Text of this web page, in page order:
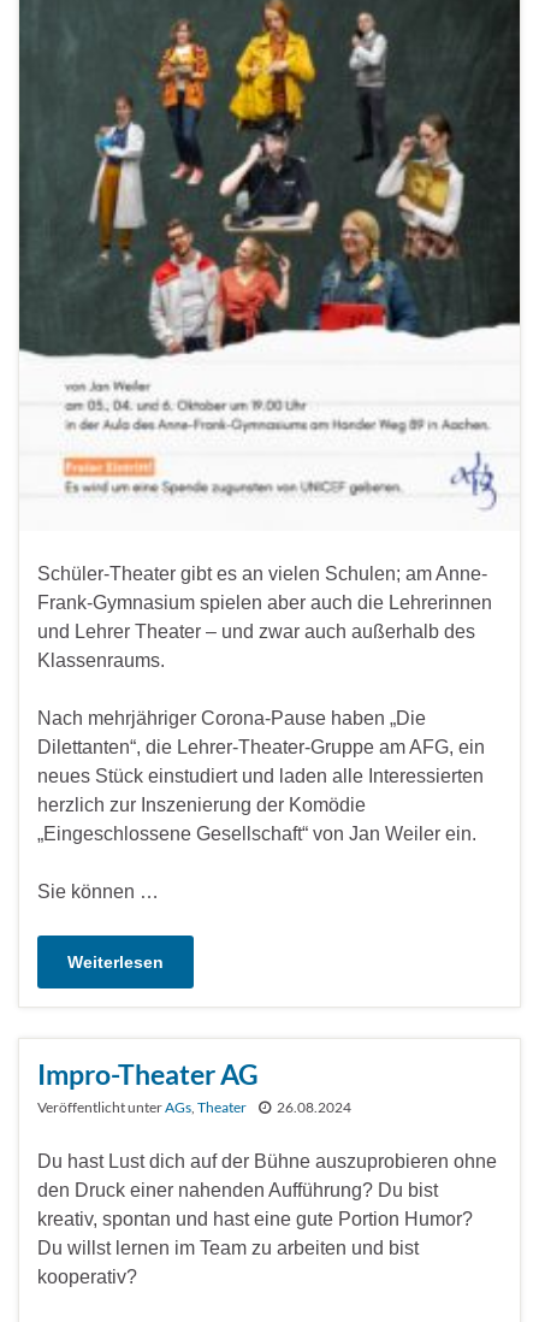
Schüler-Theater gibt es an vielen Schulen; am Anne-
Frank-Gymnasium spielen aber auch die Lehrerinnen
und Lehrer Theater – und zwar auch außerhalb des
Klassenraums.
Nach mehrjähriger Corona-Pause haben „Die
Dilettanten“, die Lehrer-Theater-Gruppe am AFG, ein
neues Stück einstudiert und laden alle Interessierten
herzlich zur Inszenierung der Komödie
„Eingeschlossene Gesellschaft“ von Jan Weiler ein.
Sie können …
Weiterlesen
Impro-Theater AG
Veröffentlicht unterAGs Theater 26.08.2024
Du hast Lust dich auf der Bühne auszuprobieren ohne
den Druck einer nahenden Aufführung? Du bist
kreativ, spontan und hast eine gute Portion Humor?
Du willst lernen im Team zu arbeiten und bist
kooperativ?